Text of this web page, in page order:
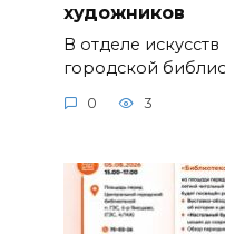
художников
В отделе
городской
0 3